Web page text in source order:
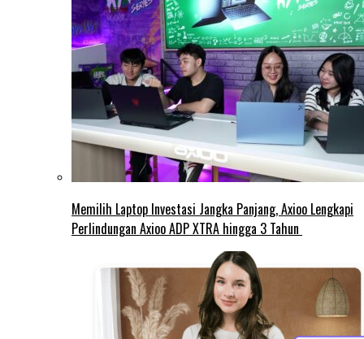
Memilih Laptop Investasi Jangka Panjang, Axioo Lengkapi
Perlindungan Axioo ADP XTRA hingga 3 Tahun